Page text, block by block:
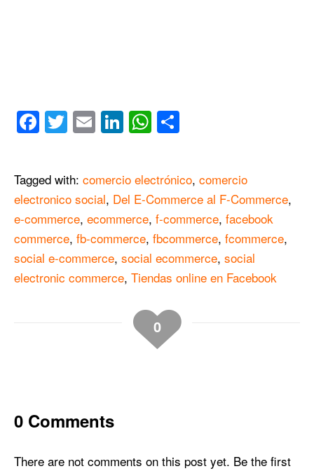
Facebook
Twitter
EmailLinkedIn
WhatsApp
Tagged with: comercio electrónico, comercio
electronico social, Del E-Commerce al F-Commerce,
e-commerce, ecommerce, f-commerce, facebook
commerce, fb-commerce, fbcommerce, fcommerce,
social e-commerce, social ecommerce, social
electronic commerce, Tiendas online en Facebook
0
0 Comments
There are not comments on this post yet. Be the first